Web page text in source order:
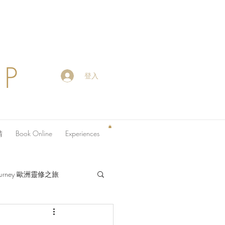
登入
Book Online Experiences
歐洲靈修之旅